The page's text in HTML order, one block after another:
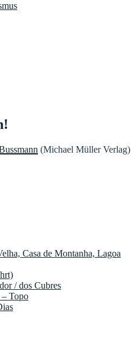
(Michael Müller Verlag)
Casa de Montanha, Lagoa
/ dos Cubres
– Topo